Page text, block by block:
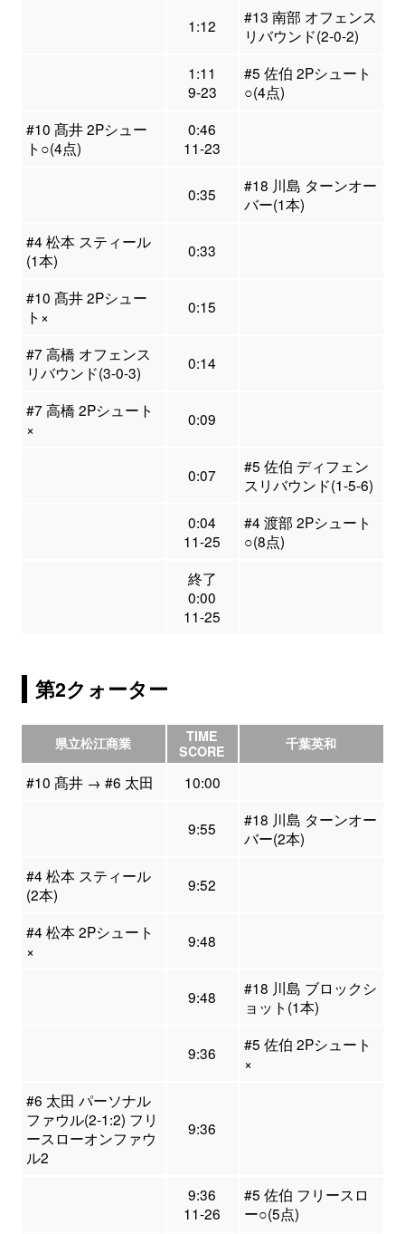
1:12
#13 南部 オフェンス
リバウンド(2-0-2)
1:11
9-23
#5 佐伯 2Pシュート
○(4点)
#10 髙井 2Pシュー
ト○(4点)
0:46
11-23
0:35
#18 川島 ターンオー
バー(1本)
#4 松本 スティール
(1本)
0:33
#10 髙井 2Pシュー
ト×
0:15
#7 高橋 オフェンス
リバウンド(3-0-3)
0:14
#7 高橋 2Pシュート
×
0:09
0:07
#5 佐伯 ディフェン
スリバウンド(1-5-6)
0:04
11-25
#4 渡部 2Pシュート
○(8点)
終了
0:00
11-25
第2クォーター
県立松江商業
TIME
SCORE
千葉英和
#10 髙井 → #6 太田 10:00
9:55
#18 川島 ターンオー
バー(2本)
#4 松本 スティール
(2本)
9:52
#4 松本 2Pシュート
×
9:48
9:48
#18 川島 ブロックシ
ョット(1本)
9:36
#5 佐伯 2Pシュート
×
#6 太田 パーソナル
ファウル(2-1:2) フリ
ースローオンファウ
ル2
9:36
9:36
11-26
#5 佐伯 フリースロ
ー○(5点)